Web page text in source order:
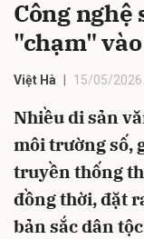
Công nghệ
"chạm"
Việt Hà 15/05/2026
Nhiều di sản
môi trường số,
truyền thống
đồng thời, đặt
bản sắc dân